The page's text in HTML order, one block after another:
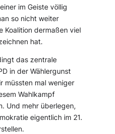
im Geiste völlig
so nicht weiter
Koalition dermaßen viel
hat.
das zentrale
in der Wählergunst
müssten mal weniger
Wahlkampf
Und mehr überlegen,
eigentlich im 21.